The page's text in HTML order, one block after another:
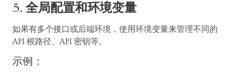
5. 全局配置和环境变量
如果有多个接口或后端环境，使用环境变量来管理不同的
API 根路径、API 密钥等。
示例：